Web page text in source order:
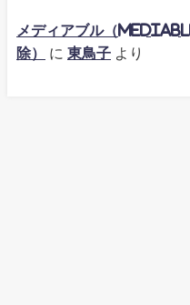
メディアブル（
除）
に 東鳥子 より